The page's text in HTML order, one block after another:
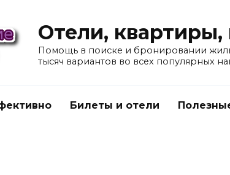
Отели, квартиры,
Помощь в поиске и бронировании
тысяч вариантов во всех популярных
Билеты и отели